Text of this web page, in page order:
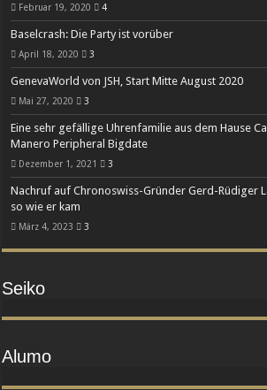
Februar 19, 2020 4
Baselcrash: Die Party ist vorüber
April 18, 2020 3
GenevaWorld von JSH, Start Mitte August 2020
Mai 27, 2020 3
Eine sehr gefällige Uhrenfamilie aus dem Hause
Manero Peripheral Bigdate
Dezember 1, 2021 3
Nachruf auf Chronoswiss-Gründer Gerd-Rüdiger
so wie er kam
März 4, 2023 3
Seiko
Alumo